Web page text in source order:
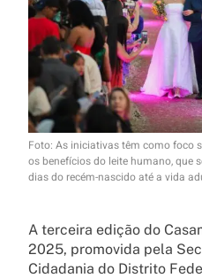
Foto: As iniciativas têm como foco
os benefícios do leite humano, que
dias do recém-nascido até a vida
A terceira edição do
2025, promovida pela
Cidadania do Distrito